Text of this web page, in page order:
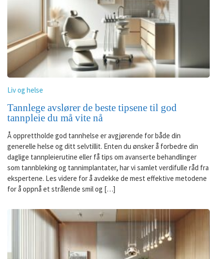
Liv og helse
Tannlege avslører de beste tipsene til god
tannpleie du må vite nå
Å opprettholde god tannhelse er avgjørende for både din
generelle helse og ditt selvtillit. Enten du ønsker å forbedre din
daglige tannpleierutine eller få tips om avanserte behandlinger
som tannbleking og tannimplantater, har vi samlet verdifulle råd fra
ekspertene. Les videre for å avdekke de mest effektive metodene
for å oppnå et strålende smil og […]